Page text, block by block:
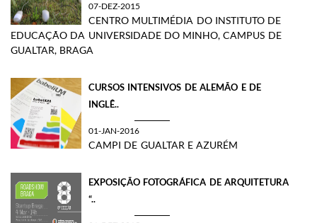
07-DEZ-2015
CENTRO MULTIMÉDIA DO INSTITUTO DE
EDUCAÇÃO DA UNIVERSIDADE DO MINHO, CAMPUS DE
GUALTAR, BRAGA
CURSOS INTENSIVOS DE ALEMÃO E DE
INGLÊ..
01-JAN-2016
CAMPI DE GUALTAR E AZURÉM
EXPOSIÇÃO FOTOGRÁFICA DE ARQUITETURA
“..